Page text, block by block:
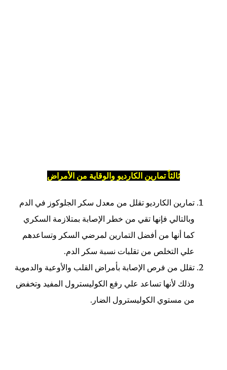
ثالثاً تمارين الكارديو والوقاية من الأمراض
تمارين الكارديو تقلل من معدل سكر الجلوكوز في الدم
وبالتالي فإنها تقي من خطر الإصابة بمتلازمة السكري
كما أنها من أفضل التمارين لمرضي السكر وتساعدهم
علي التخلص من تقلبات نسبة سكر الدم.
تقلل من فرص الإصابة بأمراض القلب والأوعية والدموية
وذلك لأنها تساعد علي رفع الكوليسترول المفيد وتخفض
من مستوي الكوليسترول الضار.